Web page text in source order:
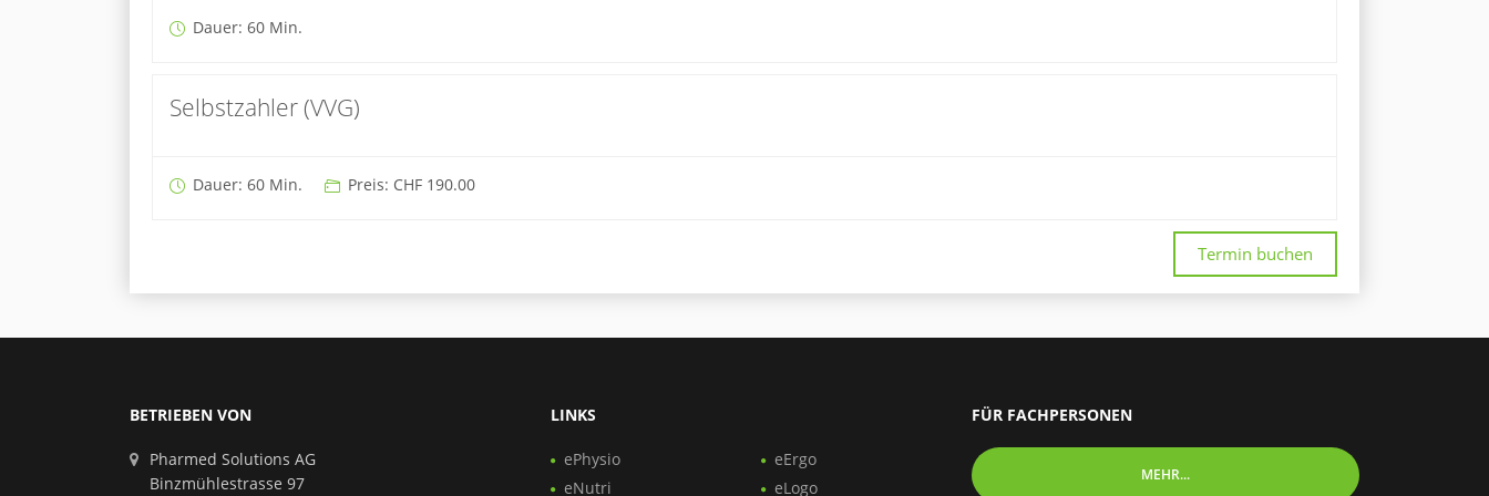
Dauer: 60 Min.
Selbstzahler (VVG)
Dauer: 60 Min. Preis: CHF 190.00
Termin buchen
BETRIEBEN VON
Pharmed Solutions AG
Binzmühlestrasse 97
LINKS
ePhysio
eNutri
eErgo
eLogo
FÜR FACHPERSONEN
MEHR...